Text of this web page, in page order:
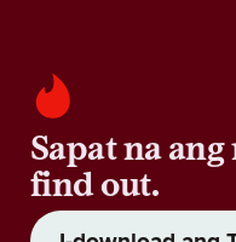
Sapat na ang
find out.